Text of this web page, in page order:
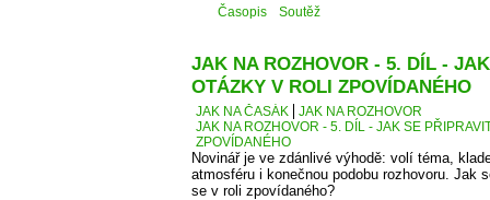
Časopis Soutěž
JAK NA ROZHOVOR - 5. DÍL -
OTÁZKY V ROLI ZPOVÍDANÉHO
JAK NA ČASÁK
JAK NA ROZHOVOR
JAK NA ROZHOVOR - 5. DÍL - JAK SE
ZPOVÍDANÉHO
Novinář je ve zdánlivé výhodě: volí téma,
atmosféru i konečnou podobu rozhovoru. Jak
se v roli zpovídaného?